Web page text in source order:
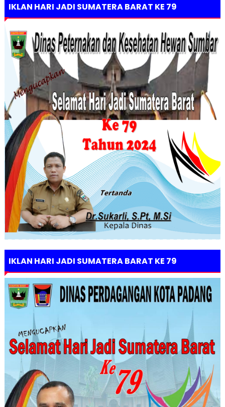
IKLAN HARI JADI SUMATERA BARAT KE 79
IKLAN HARI JADI SUMATERA BARAT KE 79